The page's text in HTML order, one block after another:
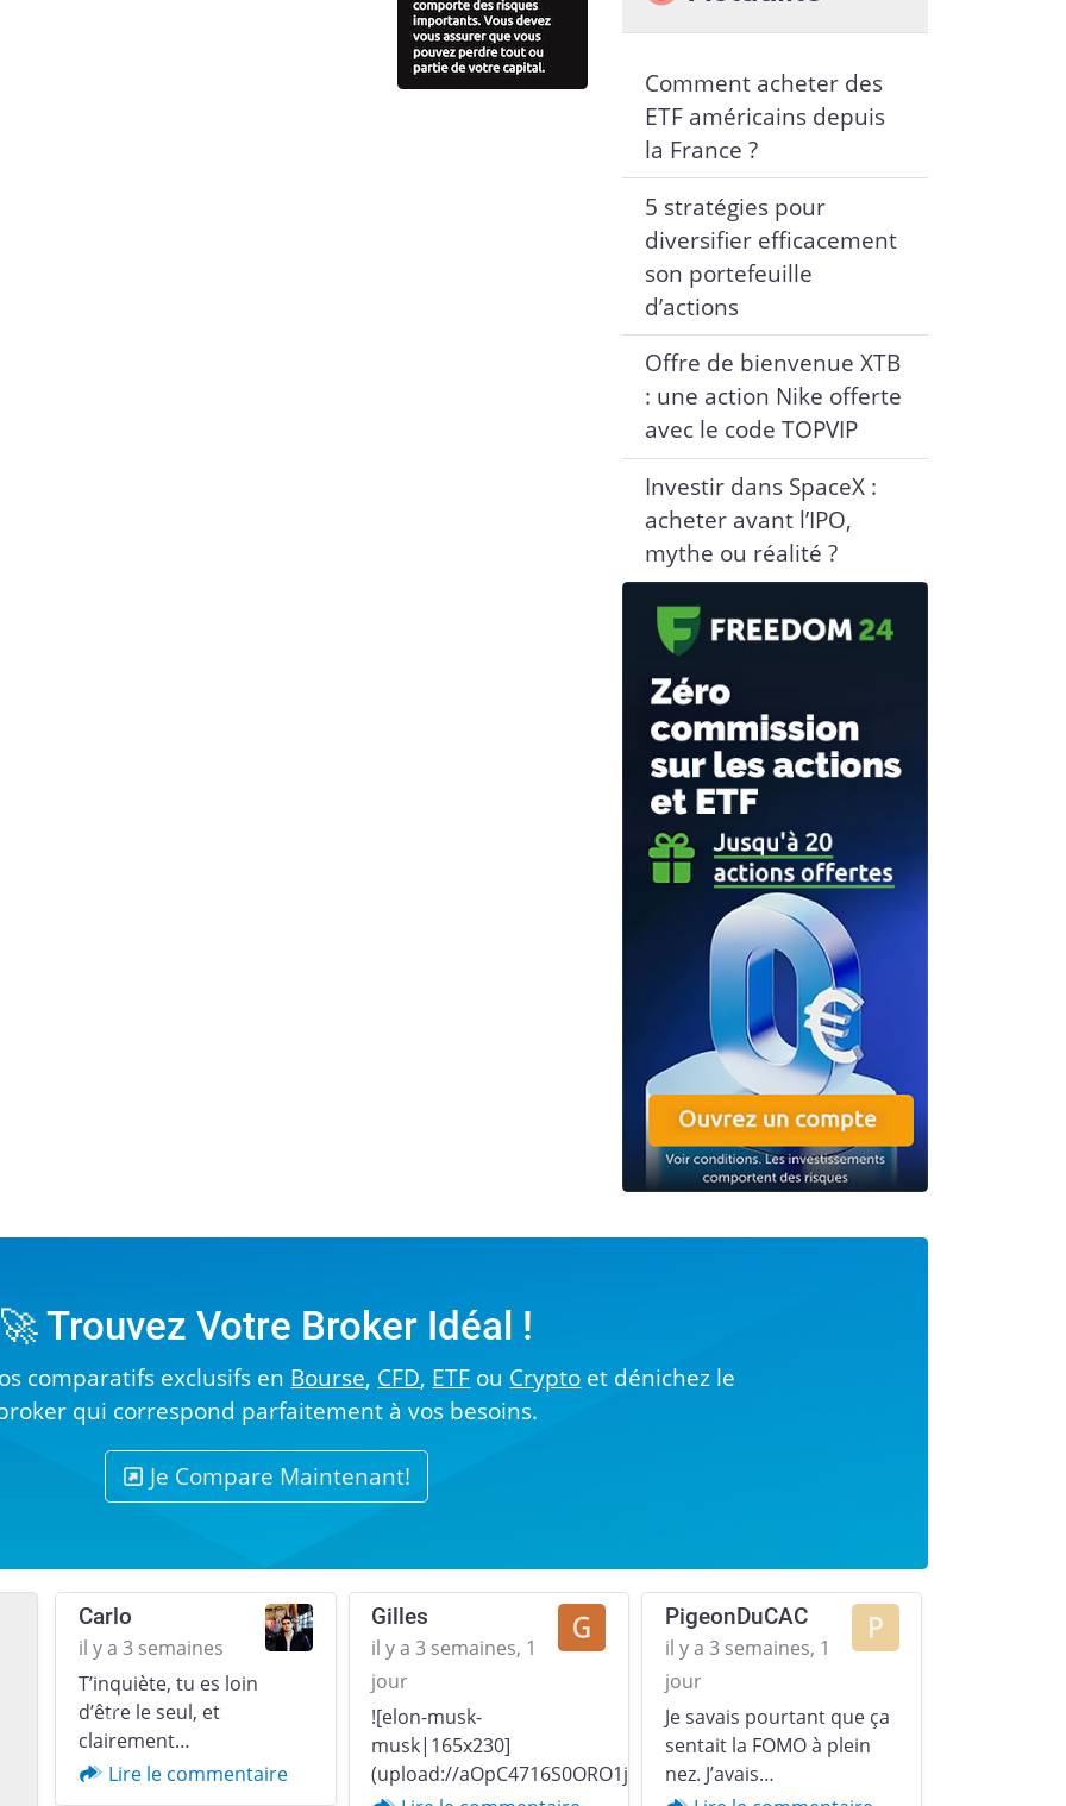
Comment acheter des
ETF américains depuis
la France ?
5 stratégies pour
diversifier efficacement
son portefeuille
d’actions
Offre de bienvenue XTB
: une action Nike offerte
avec le code TOPVIP
Investir dans SpaceX :
acheter avant l’IPO,
mythe ou réalité ?
🚀 Trouvez Votre Broker Idéal !
comparatifs exclusifs en Bourse, CFD, ETF ou Crypto et dénichez le
qui correspond parfaitement à vos besoins.
Je Compare Maintenant!
Carlo
il y a 3 semaines
T’inquiète, tu es loin
d’être le seul, et
clairement…
Lire le commentaire
Gilles
il y a 3 semaines, 1
jour
![elon-musk-
musk|165x230]
(upload://aOpC4716S0ORO1jp379u2YZgqr1.gif)
PigeonDuCAC
il y a 3 semaines, 1
jour
Je savais pourtant que ça
sentait la FOMO à plein
nez. J’avais…
Previous Next